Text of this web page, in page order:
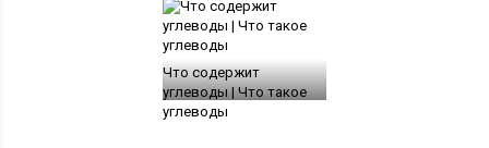
Что содержит
углеводы | Что такое
углеводы